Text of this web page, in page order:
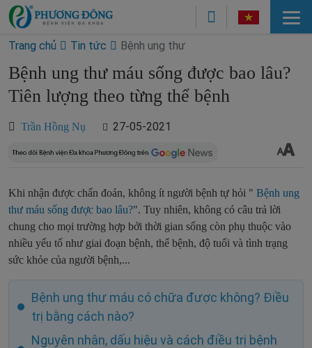
Trang chủ Tin tức Bệnh ung thư
Bệnh ung thư máu sống được bao lâu?
Tiên lượng theo từng thể bệnh
Trần Hồng Nụ 27-05-2021
Khi nhận được chẩn đoán, không ít người bệnh tự hỏi " Bệnh ung
thư máu sống được bao lâu?". Tuy nhiên, không có câu trả lời
chung cho mọi trường hợp bởi thời gian sống còn phụ thuộc vào
nhiều yếu tố như giai đoạn bệnh, thể bệnh, độ tuổi và tình trạng
sức khỏe của người bệnh,...
Bệnh ung thư máu có chữa được không? Điều
trị bằng cách nào?
Nguyên nhân, dấu hiệu và cách điều trị bệnh